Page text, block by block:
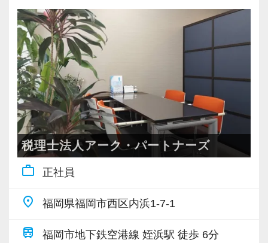
「話しやすさNo.1」を目指して、あなたのファ
ンを増やしてください。
【マネジメントやキャリアチェンジ、メンバー
自身の「挑戦」を重視】
サービスのワンストップ化と全国展開を目指し
て成長を続ける私たちは、さらに仲間を増や
し、支店展開し、組織を大きくしていきます。
事業展開やご自身のキャリア志向に応じて、チ
ームや支店を率いるマネジメントの立場に就い
る際の主担当へのキャリアチェンジなど、チャ
ことで応えたいと考えています。
ラインをベースにしたサポートを行う事務所も
少なくありません。
もちろん、私たちも必要に応じてZoomやメー
ル、チャットなどを連絡・打ち合わせの手段と
して使うことはあります。
しかし、オンラインだけでは発生しにくい他愛
ない雑談や愚痴などのコミュニケーションを通
じて、新しいご相談やご紹介をいただけるケー
スも往々にしてあります。
例えば、打ち合わせやお客様との食事で
「じつは新しい会社を立ち上げようと思ってい
税理士法人アーク・パートナーズ
work_outline 正社員
place 福岡県福岡市西区内浜1-7-1
train 福岡市地下鉄空港線 姪浜駅 徒歩 6分